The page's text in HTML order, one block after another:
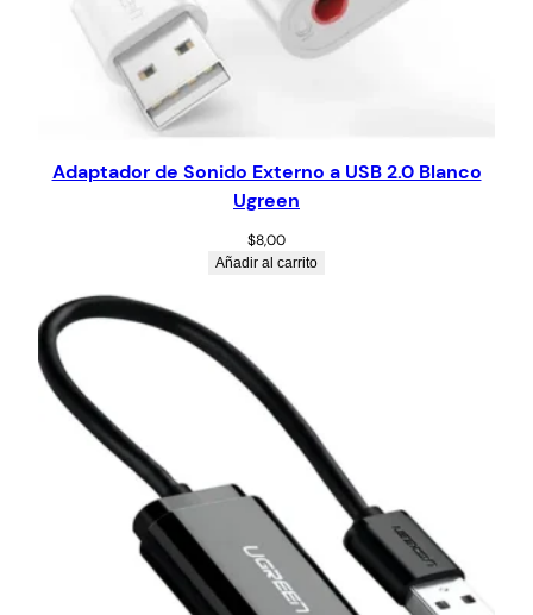
Adaptador de Sonido Externo a USB 2.0 Blanco
Ugreen
$8,00
Añadir al carrito